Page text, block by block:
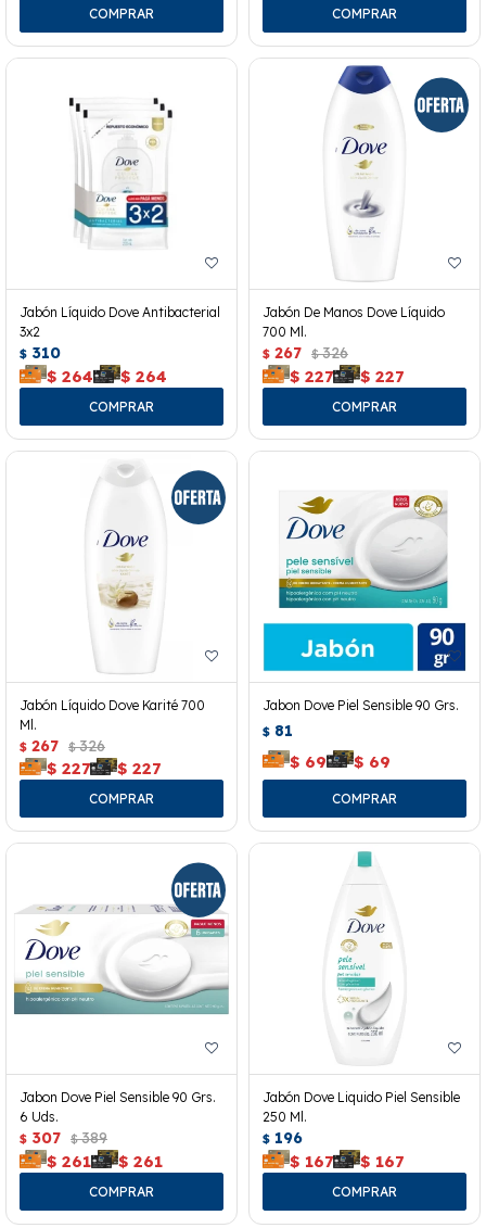
Jabón Líquido Dove Antibacterial
3x2
$ 310
$ 264 $ 264
Jabón De Manos Dove Líquido
700 Ml.
$ 267 $ 326
$ 227 $ 227
Jabón Líquido Dove Karité 700
Ml.
$ 267 $ 326
$ 227 $ 227
Jabon Dove Piel Sensible 90 Grs.
$ 81
$ 69 $ 69
Jabon Dove Piel Sensible 90 Grs.
6 Uds.
$ 307 $ 389
$ 261 $ 261
Jabón Dove Liquido Piel Sensible
250 Ml.
$ 196
$ 167 $ 167